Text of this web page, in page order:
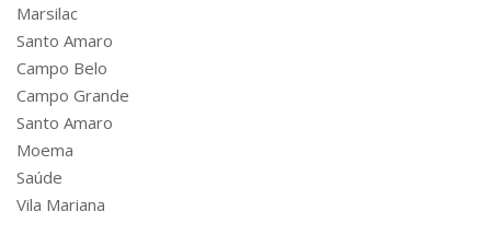
Marsilac
Santo Amaro
Campo Belo
Campo Grande
Santo Amaro
Moema
Saúde
Vila Mariana